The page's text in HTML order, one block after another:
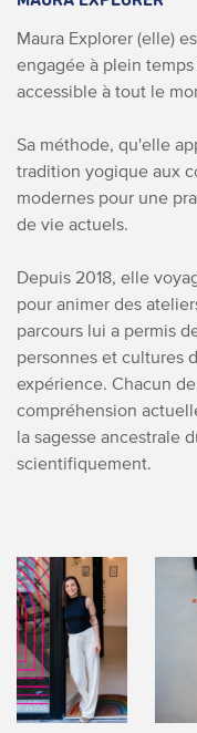
Maura Explorer (elle)
engagée à plein
accessible à tout le
Sa méthode, qu'elle
tradition yogique aux
modernes pour une
de vie actuels.
Depuis 2018, elle
pour animer des
parcours lui a permis
personnes et cultures
expérience. Chacun
compréhension
la sagesse ancestrale
scientifiquement.